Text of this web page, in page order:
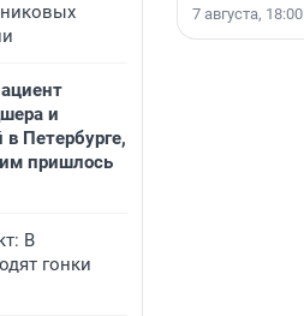
и
в Петербурге,
пришлось
В
гонки
7 августа, 18:00